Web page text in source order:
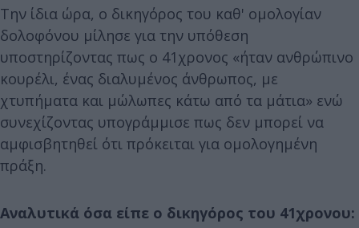
Την ίδια ώρα, ο δικηγόρος του καθ' ομολογίαν
δολοφόνου μίλησε για την υπόθεση
υποστηρίζοντας πως ο 41χρονος «ήταν ανθρώπινο
κουρέλι, ένας διαλυμένος άνθρωπος, με
χτυπήματα και μώλωπες κάτω από τα μάτια» ενώ
συνεχίζοντας υπογράμμισε πως δεν μπορεί να
αμφισβητηθεί ότι πρόκειται για ομολογημένη
πράξη.
Αναλυτικά όσα είπε ο δικηγόρος του 41χρονου: